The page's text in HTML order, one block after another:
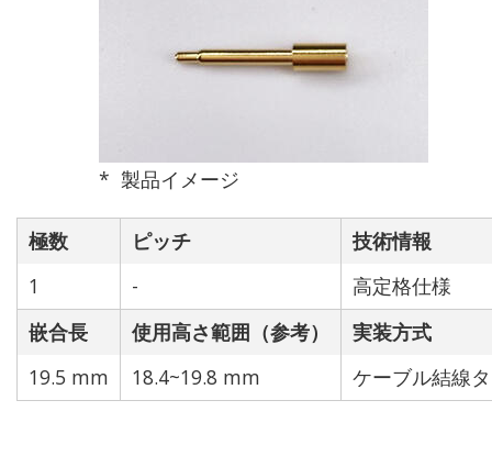
有 無
リセット
製品イメージ
極数 ピッチ
技術情報
1
-
高定格仕様
嵌合長
使用高さ範囲（参考）
実装方式
19.5 mm
18.4~19.8 mm ケーブル結線